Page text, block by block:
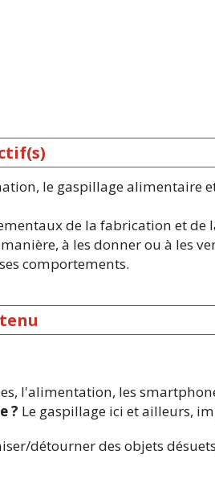
le gaspillage alimentaire
de la fabrication et
à les donner ou à les
comportements.
l'alimentation, les
? Le gaspillage ici et ailleurs,
détourner des objets